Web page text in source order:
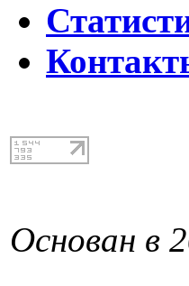
Основан в